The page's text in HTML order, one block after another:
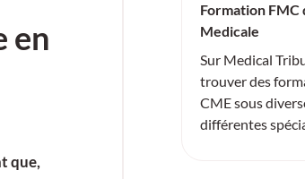
en
que,
Formation FMC
Medicale
Sur Medical
trouver des
CME sous
différentes